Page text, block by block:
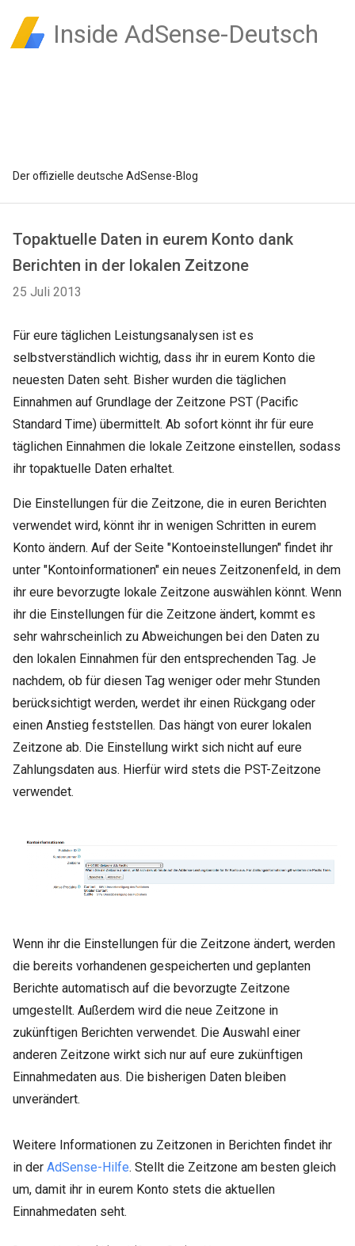
Inside AdSense-Deutsch
Der offizielle deutsche AdSense-Blog
Topaktuelle Daten in eurem Konto dank
Berichten in der lokalen Zeitzone
25 Juli 2013
Für eure täglichen Leistungsanalysen ist es
selbstverständlich wichtig, dass ihr in eurem Konto die
neuesten Daten seht. Bisher wurden die täglichen
Einnahmen auf Grundlage der Zeitzone PST (Pacific
Standard Time) übermittelt. Ab sofort könnt ihr für eure
täglichen Einnahmen die lokale Zeitzone einstellen, sodass
ihr topaktuelle Daten erhaltet.
Die Einstellungen für die Zeitzone, die in euren Berichten
verwendet wird, könnt ihr in wenigen Schritten in eurem
Konto ändern. Auf der Seite "Kontoeinstellungen" findet ihr
unter "Kontoinformationen" ein neues Zeitzonenfeld, in dem
ihr eure bevorzugte lokale Zeitzone auswählen könnt. Wenn
ihr die Einstellungen für die Zeitzone ändert, kommt es
sehr wahrscheinlich zu Abweichungen bei den Daten zu
den lokalen Einnahmen für den entsprechenden Tag. Je
nachdem, ob für diesen Tag weniger oder mehr Stunden
berücksichtigt werden, werdet ihr einen Rückgang oder
einen Anstieg feststellen. Das hängt von eurer lokalen
Zeitzone ab. Die Einstellung wirkt sich nicht auf eure
Zahlungsdaten aus. Hierfür wird stets die PST-Zeitzone
verwendet.
Wenn ihr die Einstellungen für die Zeitzone ändert, werden
die bereits vorhandenen gespeicherten und geplanten
Berichte automatisch auf die bevorzugte Zeitzone
umgestellt. Außerdem wird die neue Zeitzone in
zukünftigen Berichten verwendet. Die Auswahl einer
anderen Zeitzone wirkt sich nur auf eure zukünftigen
Einnahmedaten aus. Die bisherigen Daten bleiben
unverändert.
Weitere Informationen zu Zeitzonen in Berichten findet ihr
in der AdSense-Hilfe. Stellt die Zeitzone am besten gleich
um, damit ihr in eurem Konto stets die aktuellen
Einnahmedaten seht.